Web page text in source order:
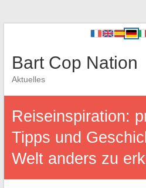
Bart Cop Nation
Aktuelles
Reiseinspiration:
Tipps und
Welt anders zu